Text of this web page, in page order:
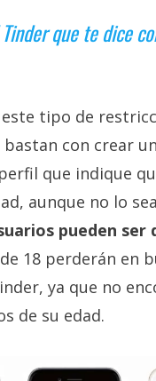
que te dice
tipo de
con crear
que indique
aunque no lo
pueden ser
18 perderán en
ya que no
de su edad.